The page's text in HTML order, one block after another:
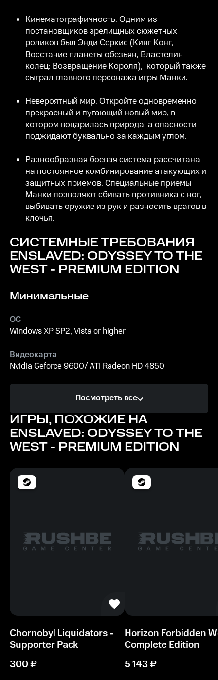
Кинематографичность. Одним из
постановщиков зрелищных сюжетных
роликов был Энди Серкис (Кинг Конг,
Восстание планеты обезьян, Властелин
колец: Возвращение Короля), который также
сыграл главного персонажа игры Манки.
Невероятный мир. Откройте одновременно
прекрасный и пугающий новый мир, в
котором воцарилась природа, а опасности
поджидают буквально за каждым углом.
Разнообразная боевая система рассчитана
на постоянное комбинирование атакующих и
защитных приемов. Специальные приемы
Манки позволяют сбивать противника с ног,
выбивать оружие из рук и разносить врагов в
клочья.
СИСТЕМНЫЕ ТРЕБОВАНИЯ
ENSLAVED: ODYSSEY TO THE
WEST - PREMIUM EDITION
Минимальные
ОС
Windows XP SP2, Vista or higher
Видеокарта
Nvidia Geforce 9600/ ATI Radeon HD 4850
Intel Core 2 Duo @ 2.20GHz / AMD Athlon 64 X2
4600+
Память
2 GB ОЗУ
Место на диске
12 GB
Посмотреть все
ИГРЫ, ПОХОЖИЕ НА
ENSLAVED: ODYSSEY TO THE
WEST - PREMIUM EDITION
Chornobyl Liquidators -
Supporter Pack
300₽
Horizon Forbidden
Complete Edition
5 143₽